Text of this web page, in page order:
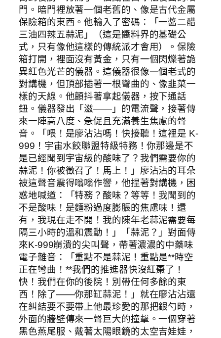
門。暗門裡放著一個老舊的、像是古代金屬
保險箱的東西。他輸入了密碼：「一醬二醋
三油四辣五蒜泥」（這是醬料界的基礎公
式，只有像他這樣的傳統派才會用）。保險
箱打開，裡面沒有黃金，只有一個閃爍著詭
異紅色光芒的儀器。這儀器很像一個老式的
對講機，但頂部插著一根彎曲的、像韭菜一
樣的天線。他顫抖著拿起儀器，按下通話
鈕。儀器發出「滋——」的電流聲，接著傳
來一陣高八度、急促且充滿養生焦慮的聲
音。「喂！是廖沾沾嗎！快接聽！這裡是 K-
999！宇宙水餃聯盟特級特務！你那邊是不
是已經聞到宇宙級的酸味了？我們需要你的
蒜泥！你被徵召了！馬上！」廖沾沾的耳朵
被這聲音震得嗡嗡作響，他捏著對講機，困
惑地喊道：「特務？酸味？等等！我聞到的
不是酸味！是麵粉過度膨脹的焦慮味！還
有，我現在走不開！我的陳年老蒜泥需要每
隔三小時的溫和震動！」「蒜泥？」對面傳
來K-999崩潰的尖叫聲，帶著濃濃的中藥味
電子雜音：「重點不是蒜泥！重點是**時空
正在彎曲！**我們的推進器快沒紅棗了！
快！我們在你的後院！別帶任何多餘的東
西！除了——你那缸蒜泥！」就在廖沾沾還
在糾結要不要帶上他最珍愛的那把銀勺時，
外面的牆壁傳來一聲巨大的撞擊。一個穿著
黑色燕尾服、戴著太陽眼鏡的太空吉娃娃，